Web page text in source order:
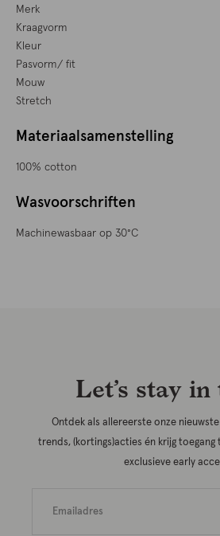
Merk
Kraagvorm
Kleur
Pasvorm/ fit
Mouw
Stretch
Materiaalsamenstelling
100% cotton
Wasvoorschriften
Machinewasbaar op 30°C
Let’s stay
Ontdek als allereerste onze
trends, (kortings)acties én krijg
exclusieve early